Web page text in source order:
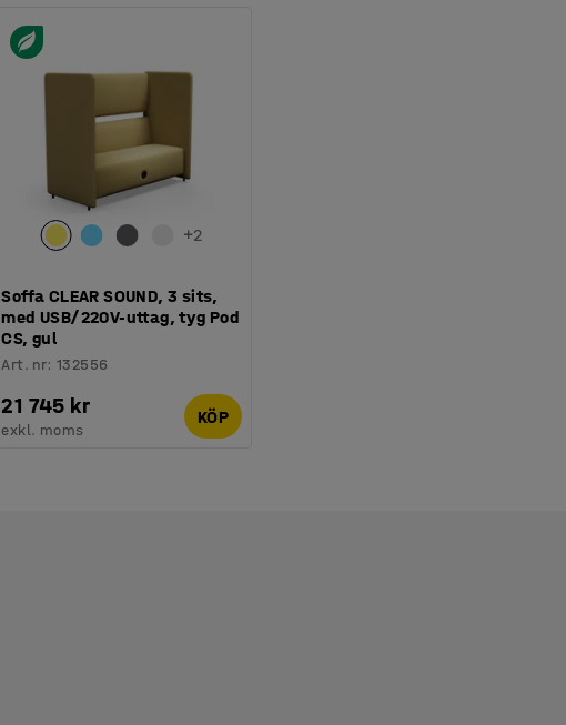
+2
Soffa CLEAR SOUND, 3 sits,
med USB/220V-uttag, tyg Pod
CS, gul
Art. nr:132556
21 745 kr
exkl. moms
KÖP